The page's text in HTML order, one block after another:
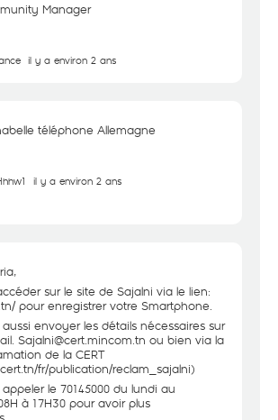
Manager
il y a environ 2 ans
téléphone Allemagne
il y a environ 2 ans
sur le site de Sajalni via le lien:
pour enregistrer votre Smartphone.
envoyer les détails nécessaires sur
Sajalni@cert.mincom.tn ou bien via la
de la CERT
fr/publication/reclam_sajalni)
le 70145000 du lundi au
à 17H30 pour avoir plus